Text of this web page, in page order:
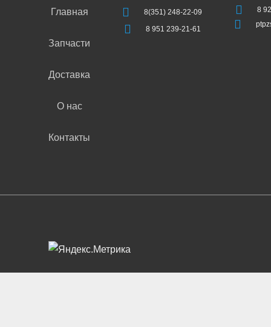
Главная
Запчасти
Доставка
О нас
Контакты
8(351) 248-22-09
8 951 239-21-61
8